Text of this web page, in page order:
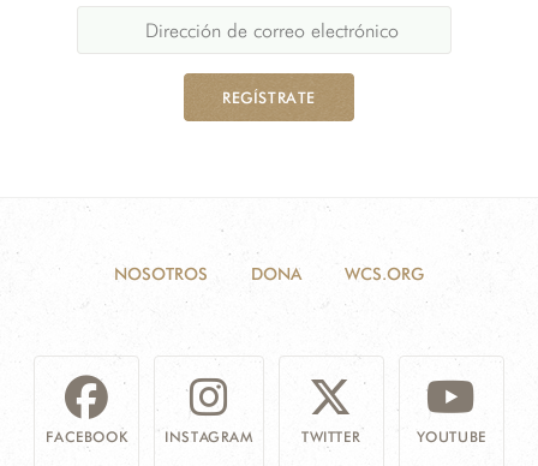
REGÍSTRATE
NOSOTROS DONA WCS.ORG
FACEBOOK INSTAGRAM TWITTER YOUTUBE